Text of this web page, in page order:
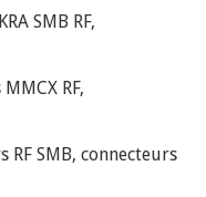
SMB RF,
RF,
RF SMB, connecteurs